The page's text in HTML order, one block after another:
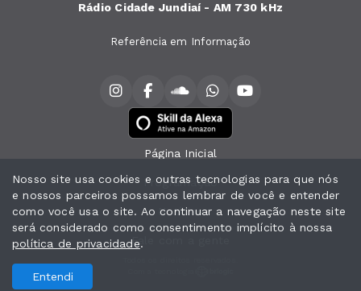
Rádio Cidade Jundiaí - AM 730 kHz
Referência em Informação
Página Inicial
Programação
Notícias
Fale com a gente
Nosso site usa cookies e outras tecnologias para que nós
e nossos parceiros possamos lembrar de você e entender
como você usa o site. Ao continuar a navegação neste site
será considerado como consentimento implícito à nossa
política de privacidade.
Entendi